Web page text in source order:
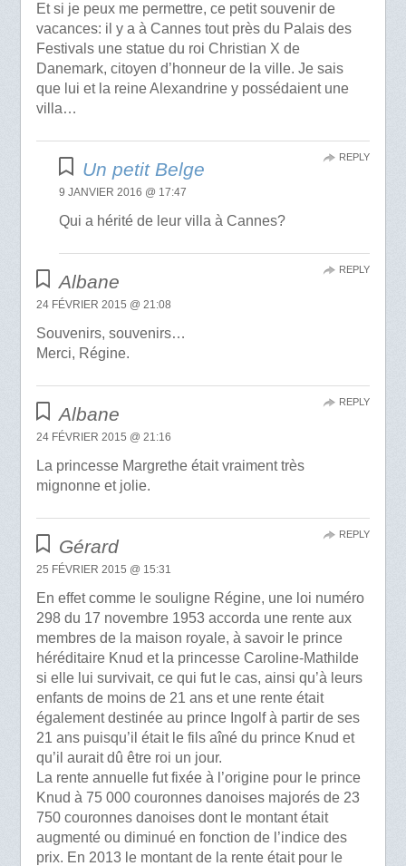
Et si je peux me permettre, ce petit souvenir de
vacances: il y a à Cannes tout près du Palais des
Festivals une statue du roi Christian X de
Danemark, citoyen d’honneur de la ville. Je sais
que lui et la reine Alexandrine y possédaient une
villa…
Un petit Belge
9 JANVIER 2016 @ 17:47
Qui a hérité de leur villa à Cannes?
REPLY
Albane
24 FÉVRIER 2015 @ 21:08
Souvenirs, souvenirs…
Merci, Régine.
REPLY
Albane
24 FÉVRIER 2015 @ 21:16
La princesse Margrethe était vraiment très
mignonne et jolie.
REPLY
Gérard
25 FÉVRIER 2015 @ 15:31
En effet comme le souligne Régine, une loi numéro
298 du 17 novembre 1953 accorda une rente aux
membres de la maison royale, à savoir le prince
héréditaire Knud et la princesse Caroline-Mathilde
si elle lui survivait, ce qui fut le cas, ainsi qu’à leurs
enfants de moins de 21 ans et une rente était
également destinée au prince Ingolf à partir de ses
21 ans puisqu’il était le fils aîné du prince Knud et
qu’il aurait dû être roi un jour.
La rente annuelle fut fixée à l’origine pour le prince
Knud à 75 000 couronnes danoises majorés de 23
750 couronnes danoises dont le montant était
augmenté ou diminué en fonction de l’indice des
prix. En 2013 le montant de la rente était pour le
REPLY